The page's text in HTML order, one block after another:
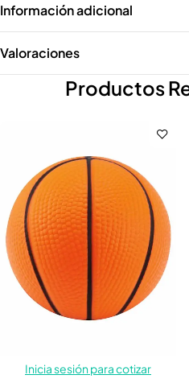
Información adicional
Valoraciones
Productos
Inicia sesión para cotizar